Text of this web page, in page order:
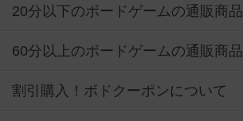
20分以下のボードゲームの通販商品
60分以上のボードゲームの通販商品
割引購入！ボドクーポンについて